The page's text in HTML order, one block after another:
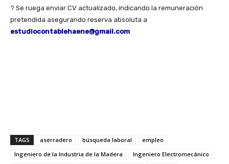
? Se ruega enviar CV actualizado, indicando la remuneración
pretendida asegurando reserva absoluta a
estudiocontablehaene@gmail.com
TAGS aserradero búsqueda laboral
empleo
Ingeniero de la Industria de la Madera
Ingeniero Electromecánico